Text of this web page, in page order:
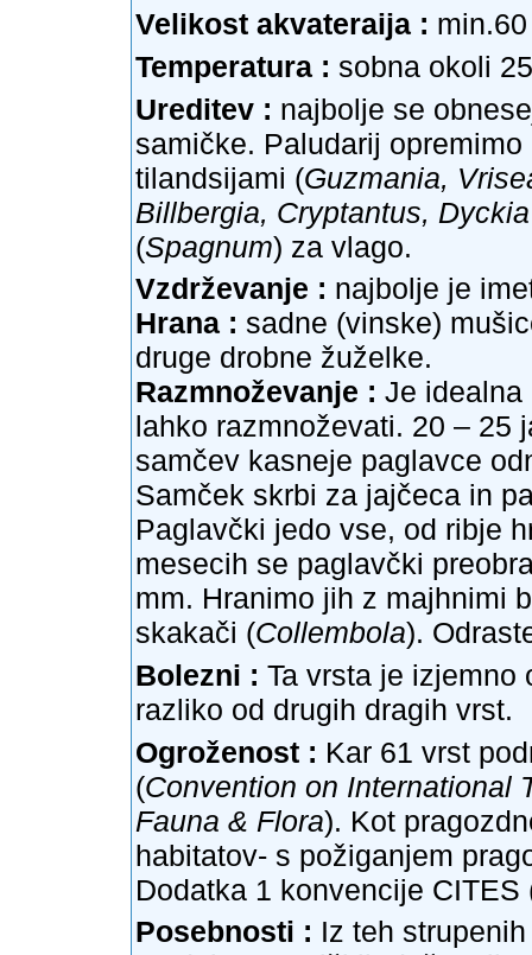
Velikost akvateraija :
Temperatura : sobna okoli
Ureditev : najbolje se
samičke. Paludarij
tilandsijami (Guzmania,
Billbergia, Cryptantus, Dyckia
(Spagnum) za vlago.
Vzdrževanje : najbolje je
Hrana : sadne (vinske)
druge drobne žuželke.
Razmnoževanje : Je idealna
lahko razmnoževati. 20 – 25
samčev kasneje paglavce
Samček skrbi za jajčeca in
Paglavčki jedo vse, od ribje
mesecih se paglavčki
mm. Hranimo jih z majhnimi
skakači (Collembola).
Bolezni : Ta vrsta je izjemno
razliko od drugih dragih vrst.
Ogroženost : Kar 61 vrst
(Convention on International
Fauna & Flora). Kot
habitatov- s požiganjem
Dodatka 1 konvencije
Posebnosti : Iz teh